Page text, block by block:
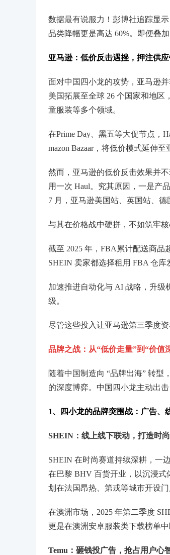
数据最有说服力！彭博社追踪显
品类降幅更是高达 60%。即便叠
亚马逊：低价反击遇挫，押注供
面对中国四小龙的攻势，亚马逊
美国拓展至全球 26 个国家和地区
童服装等多个领域。
在Prime Day、黑五等大促节点，
mazon Bazaar，将低价模式延伸
然而，亚马逊的低价反击效果并
用一次 Haul。究其原因，一是产
7 月，亚马逊美国站、英国站、德
与其在价格战中硬拼，不如筑牢
截至 2025 年，FBA累计配送商品
SHEIN 卖家都选择租用 FBA 仓库
加速推进自动化与 AI 战略，升级
级。
尽管这些投入让亚马逊第三季度
品牌之战：从“低价走量”到“价值
随着中国制造向 “品牌出海” 转
的深度博弈。中国四小龙主动出
1、四小龙的品牌突围战：广告、
SHEIN：线上线下联动，打造时
SHEIN 在时尚赛道持续深耕，一
在巴黎 BHV 百货开业，以沉浸式
划在法国昂热、第戎等城市开设
在澳洲市场，2025 年第二季度
更是在澳洲安卓服装类下载榜单
Temu：砸钱投广告，抢占用户心